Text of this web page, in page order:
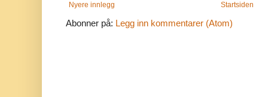
Nyere innlegg Startsiden
Abonner på: Legg inn kommentarer (Atom)